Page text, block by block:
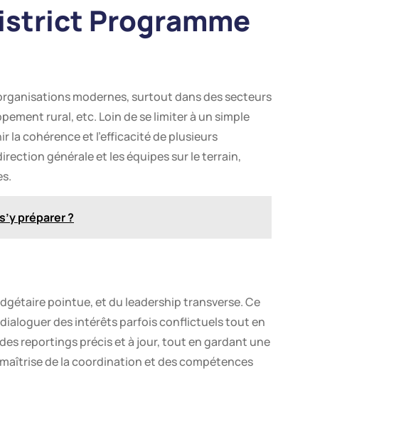
Programme
modernes, surtout dans des secteurs
rural, etc. Loin de se limiter à un simple
la cohérence et l’efficacité de plusieurs
générale et les équipes sur le terrain,
préparer ?
pointue, et du leadership transverse. Ce
des intérêts parfois conflictuels tout en
reportings précis et à jour, tout en gardant une
de la coordination et des compétences